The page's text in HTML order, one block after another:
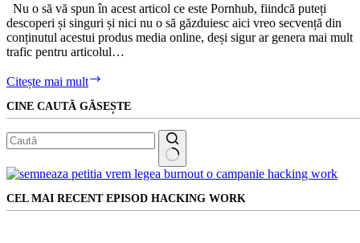
Nu o să vă spun în acest articol ce este Pornhub, fiindcă puteți
descoperi și singuri și nici nu o să găzduiesc aici vreo secvență din
conținutul acestui produs media online, deși sigur ar genera mai mult
trafic pentru articolul…
Citește mai mult
despre
români
și
România
statisticile
Pornhub
CINE CAUTĂ GĂSEȘTE
Niciun
CEL MAI RECENT EPISOD HACKING WORK